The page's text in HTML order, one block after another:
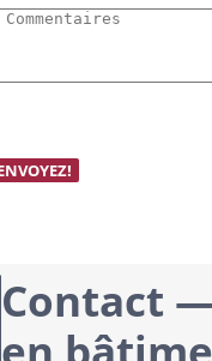
Contact